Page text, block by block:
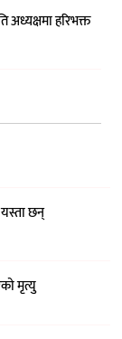
अध्यक्षमा हरिभक्त
छन्
मृत्यु